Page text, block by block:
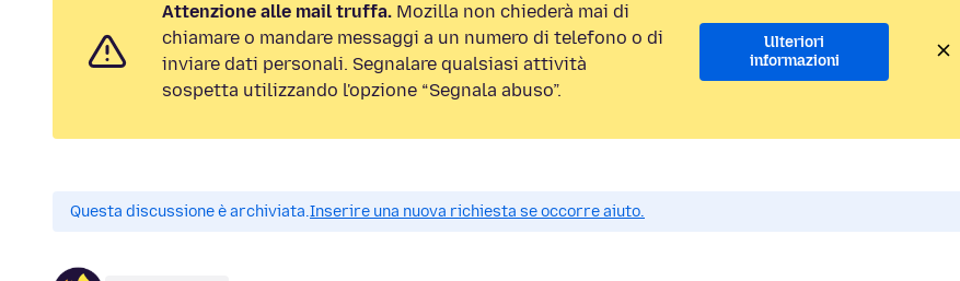
Attenzione alle mail truffa. Mozilla non chiederà mai di
chiamare o mandare messaggi a un numero di telefono o di
inviare dati personali. Segnalare qualsiasi attività
sospetta utilizzando l'opzione “Segnala abuso”.
Ulteriori
informazioni
Questa discussione è archiviata.Inserire una nuova richiesta se occorre aiuto.